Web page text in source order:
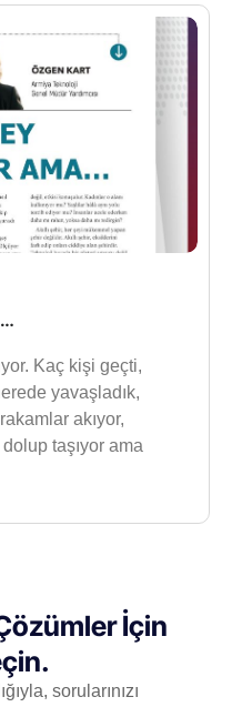
Kaç kişi geçti,
yavaşladık,
akıyor,
taşıyor ama
İçin
sorularınızı